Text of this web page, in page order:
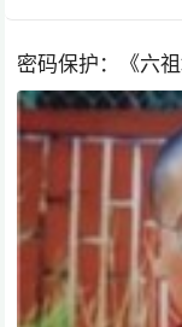
密码保护：《六